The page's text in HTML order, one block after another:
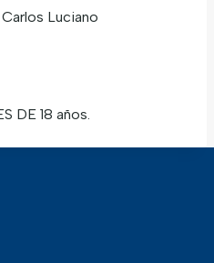
Luciano
DE 18 años.